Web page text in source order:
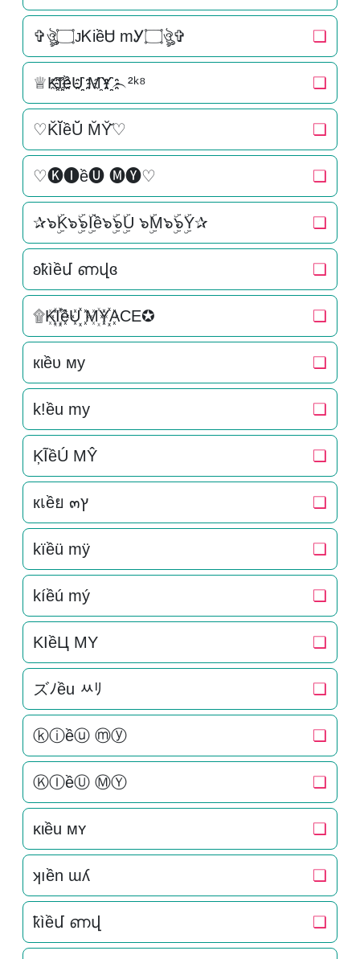
✞ঔৣ۝ᴊᏦiềᏌ mᎩ۝ঔৣ✞ ❏
♕K҈I҈҈ềU҈҈ M҈Y҈҈︵²ᵏ⁸ ❏
♡K̆Ĭ̆ềŬ̆ M̆Y̆̆♡ ❏
♡🅚🅘ề🅤 🅜🅨♡ ❏
✰๖ۣۜK๖ۣۜ๖ۣۜIề๖ۣۜ๖ۣۜU ๖ۣۜM๖ۣۜ๖ۣۜY✰ ❏
ʚҟìềմ ണվɞ ❏
۩K꙰I꙰꙰ềU꙰꙰ M꙰Y꙰꙰ACE✪ ❏
кιềυ му ❏
k!ều my ❏
ĶĨềÚ MŶ ❏
кเềย ๓ץ ❏
kïềü mÿ ❏
kíềú mý ❏
KIềЦ MY ❏
ズﾉều ﾶﾘ ❏
ⓚⓘềⓤ ⓜⓨ ❏
ⓀⒾềⓊ ⓂⓎ ❏
κιều мʏ ❏
ʞıền ɯʎ ❏
ҟìềմ ണվ ❏